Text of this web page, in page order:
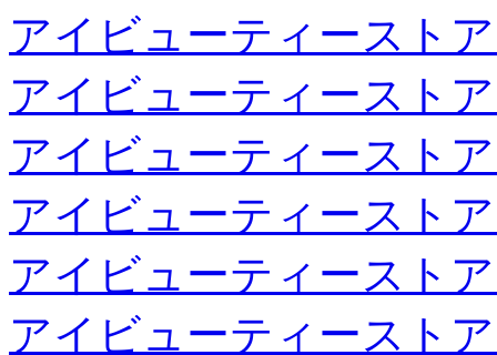
アイビューティースト
アイビューティースト
アイビューティースト
アイビューティースト
アイビューティースト
アイビューティースト